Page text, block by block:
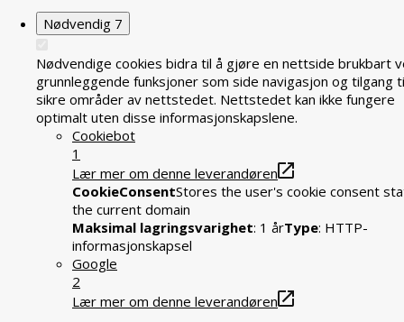
Nødvendig 7
Nødvendige cookies bidra til å gjøre en nettside brukbart
grunnleggende funksjoner som side navigasjon og tilgang
sikre områder av nettstedet. Nettstedet kan ikke fungere
optimalt uten disse informasjonskapslene.
Cookiebot
1
Lær mer om denne leverandøren
CookieConsentStores the user's cookie consent
the current domain
Maksimal lagringsvarighet: 1 årType: HTTP-
informasjonskapsel
Google
2
Lær mer om denne leverandøren